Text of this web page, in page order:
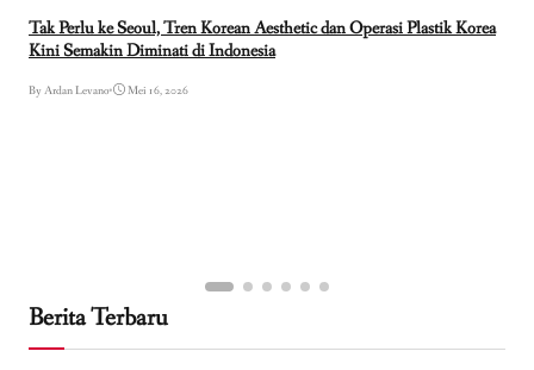
Tak Perlu ke Seoul, Tren Korean Aesthetic dan Operasi Plastik Korea
Kini Semakin Diminati di Indonesia
By Ardan Levano• Mei 16, 2026
Berita Terbaru